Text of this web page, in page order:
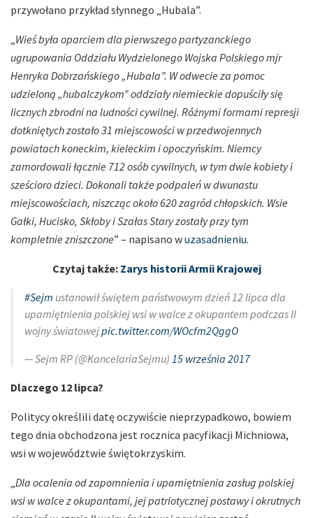
przywołano przykład słynnego „Hubala”.
„Wieś była oparciem dla pierwszego partyzanckiego
ugrupowania Oddziału Wydzielonego Wojska Polskiego mjr
Henryka Dobrzańskiego „Hubala”. W odwecie za pomoc
udzieloną „hubalczykom” oddziały niemieckie dopuściły się
licznych zbrodni na ludności cywilnej. Różnymi formami represji
dotkniętych zostało 31 miejscowości w przedwojennych
powiatach koneckim, kieleckim i opoczyńskim. Niemcy
zamordowali łącznie 712 osób cywilnych, w tym dwie kobiety i
sześcioro dzieci. Dokonali także podpaleń w dwunastu
miejscowościach, niszcząc około 620 zagród chłopskich. Wsie
Gałki, Hucisko, Skłoby i Szałas Stary zostały przy tym
kompletnie zniszczone” – napisano wuzasadnieniu.
Czytaj także: Zarys historii Armii Krajowej
#Sejm ustanowił świętem państwowym dzień 12 lipca dla
upamiętnienia polskiej wsi w walce z okupantem podczas II
wojny światowejpic.twitter.com/WOcfm2QggO
— Sejm RP (@KancelariaSejmu) 15 września 2017
Dlaczego 12 lipca?
Politycy określili datę oczywiście nieprzypadkowo, bowiem
tego dnia obchodzona jest rocznica pacyfikacji Michniowa,
wsi w województwie świętokrzyskim.
„Dla ocalenia od zapomnienia i upamiętnienia zasług polskiej
wsi w walce z okupantami, jej patriotycznej postawy i okrutnych